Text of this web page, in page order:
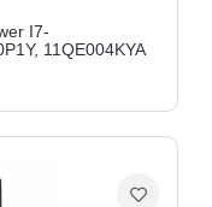
I7-
11QE004KYA